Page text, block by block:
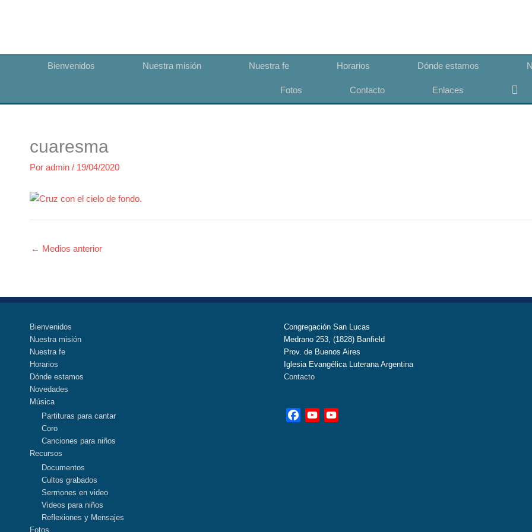
Bienvenidos Nuestra misión Nuestra fe Horarios Dónde estamos
Fotos Contacto Enlaces
cuaresma
Por admin / 19/04/2020
← Medios anterior
Bienvenidos
Nuestra misión
Nuestra fe
Horarios
Dónde estamos
Novedades
Música
Partituras para cantar
Coro
Canciones para niños
Recursos
Documentos
Cultos grabados
Sermones en video
Videos para niños
Reflexiones y Mensajes
Fotos
Congregación San Lucas
Medrano 253, (1828) Banfield
Prov. de Buenos Aires
Iglesia Evangélica Luterana Argentina
Contacto
FacebookYouTube